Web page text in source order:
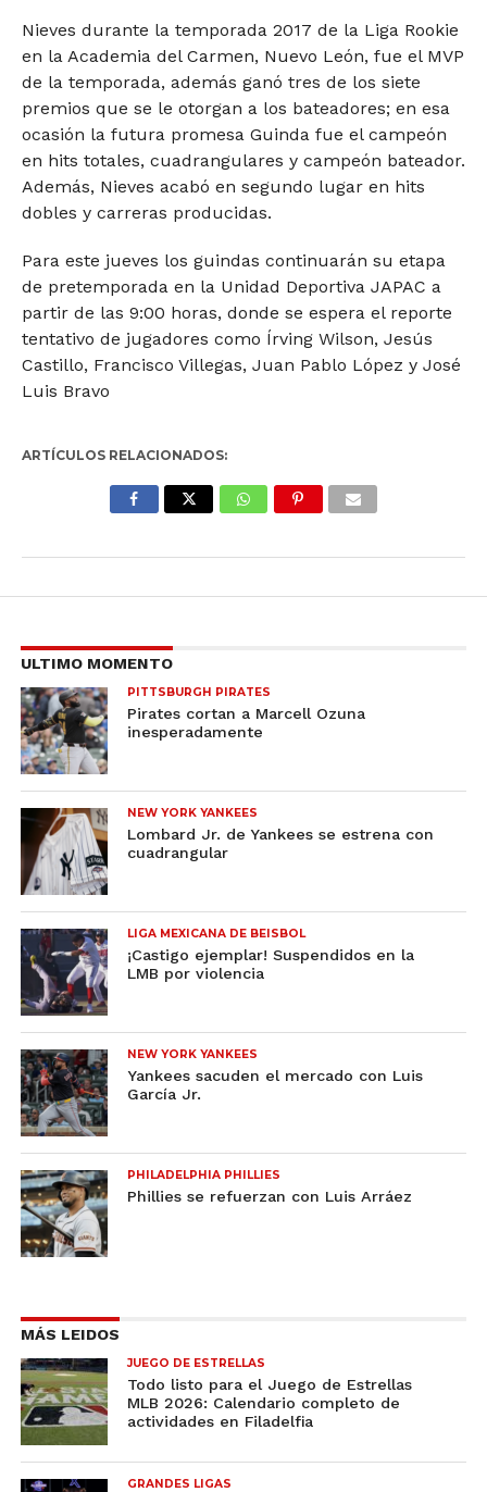
Nieves durante la temporada 2017 de la Liga Rookie
en la Academia del Carmen, Nuevo León, fue el MVP
de la temporada, además ganó tres de los siete
premios que se le otorgan a los bateadores; en esa
ocasión la futura promesa Guinda fue el campeón
en hits totales, cuadrangulares y campeón bateador.
Además, Nieves acabó en segundo lugar en hits
dobles y carreras producidas.
Para este jueves los guindas continuarán su etapa
de pretemporada en la Unidad Deportiva JAPAC a
partir de las 9:00 horas, donde se espera el reporte
tentativo de jugadores como Írving Wilson, Jesús
Castillo, Francisco Villegas, Juan Pablo López y José
Luis Bravo
ARTÍCULOS RELACIONADOS:
ULTIMO MOMENTO
PITTSBURGH PIRATES
Pirates cortan a Marcell Ozuna
inesperadamente
NEW YORK YANKEES
Lombard Jr. de Yankees se estrena con
cuadrangular
LIGA MEXICANA DE BEISBOL
¡Castigo ejemplar! Suspendidos en la
LMB por violencia
NEW YORK YANKEES
Yankees sacuden el mercado con Luis
García Jr.
PHILADELPHIA PHILLIES
Phillies se refuerzan con Luis Arráez
MÁS LEIDOS
JUEGO DE ESTRELLAS
Todo listo para el Juego de Estrellas
MLB 2026: Calendario completo de
actividades en Filadelfia
GRANDES LIGAS